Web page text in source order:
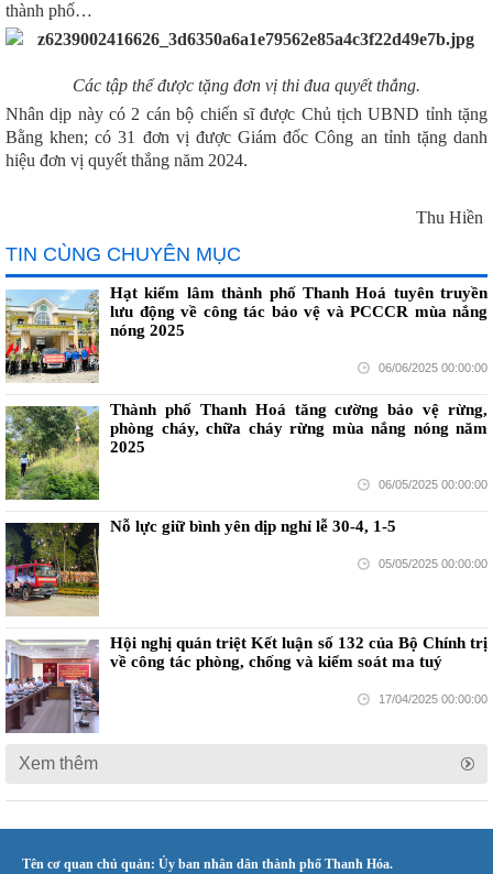
thành phố…
Các tập thể được tặng đơn vị thi đua quyết thắng.
Nhân dịp này có 2 cán bộ chiến sĩ được Chủ tịch UBND tỉnhtặng
Bằng khen;có 31 đơn vị được Giám đốc Công an tỉnh tặng danh
hiệu đơn vị quyết thắng năm 2024.
Thu Hiền
TIN CÙNG CHUYÊN MỤC
Hạt kiểm lâm thành phố Thanh Hoá tuyên truyền
lưu động về công tác bảo vệ và PCCCR mùa nắng
nóng 2025
06/06/2025 00:00:00
Thành phố Thanh Hoá tăng cường bảo vệ rừng,
phòng cháy, chữa cháy rừng mùa nắng nóng năm
2025
06/05/2025 00:00:00
Nỗ lực giữ bình yên dịp nghỉ lễ 30-4, 1-5
05/05/2025 00:00:00
Hội nghị quán triệt Kết luận số 132 của Bộ Chính trị
về công tác phòng, chống và kiểm soát ma tuý
17/04/2025 00:00:00
Xem thêm
Tên cơ quan chủ quản: Ủy ban nhân dân thành phố Thanh Hóa.